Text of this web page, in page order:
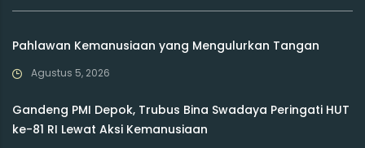
Pahlawan Kemanusiaan yang Mengulurkan Tangan
Agustus 5, 2026
Gandeng PMI Depok, Trubus Bina Swadaya Peringati HUT
ke-81 RI Lewat Aksi Kemanusiaan